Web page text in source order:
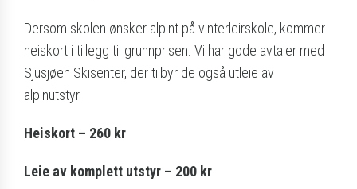
Dersom skolen ønsker alpint på vinterleirskole, kommer
heiskort i tillegg til grunnprisen. Vi har gode avtaler med
Sjusjøen Skisenter, der tilbyr de også utleie av
alpinutstyr.
Heiskort – 260 kr
Leie av komplett utstyr – 200 kr